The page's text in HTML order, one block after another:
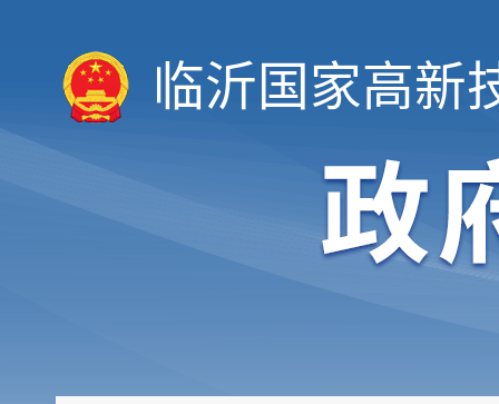
临沂国家高新